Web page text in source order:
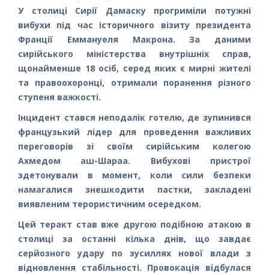
У столиці Сирії Дамаску прогриміли потужні
вибухи під час історичного візиту президента
Франції Еммануеля Макрона. За даними
сирійського міністерства внутрішніх справ,
щонайменше 18 осіб, серед яких є мирні жителі
та правоохоронці, отримали поранення різного
ступеня важкості.
Інцидент стався неподалік готелю, де зупинився
французький лідер для проведення важливих
переговорів зі своїм сирійським колегою
Ахмедом аш-Шараа. Вибухові пристрої
здетонували в момент, коли сили безпеки
намагалися знешкодити пастки, закладені
виявленим терористичним осередком.
Цей теракт став вже другою подібною атакою в
столиці за останні кілька днів, що завдає
серйозного удару по зусиллях нової влади з
відновлення стабільності. Провокація відбулася